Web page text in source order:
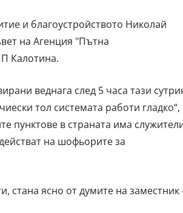
и благоустройството Николай
на Агенция "Пътна
Калотина.
веднага след 5 часа тази
тол системата работи гладко“,
пунктове в страната има
на шофьорите за
стана ясно от думите на заместник